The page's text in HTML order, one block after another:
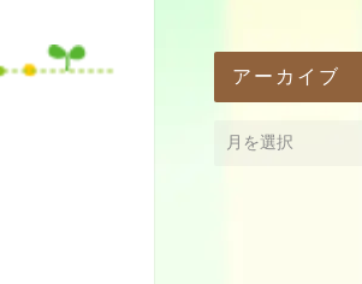
アーカイブ